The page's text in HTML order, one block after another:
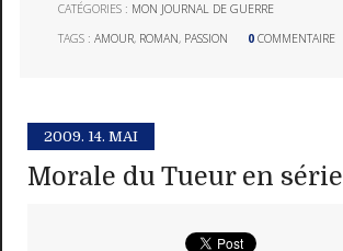
CATÉGORIES : MON JOURNAL DE GUERRE
TAGS :AMOUR, ROMAN, PASSION 0 COMMENTAIRE
2009. 14. MAI
Morale du Tueur en série